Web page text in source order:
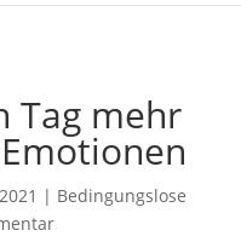
Tag mehr
| Bedingungslose